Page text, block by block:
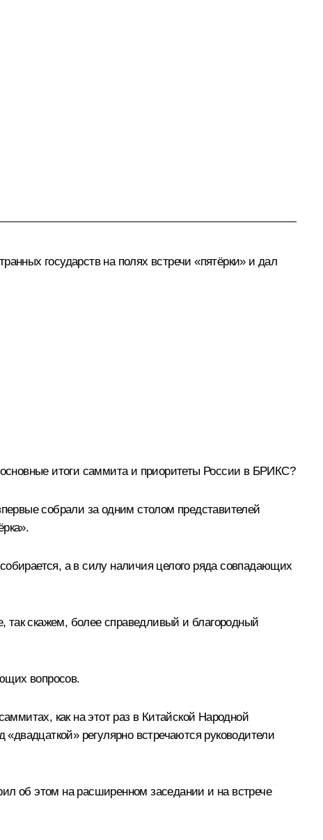
государств на полях встречи «пятёрки» и дал
итоги саммита и приоритеты России в БРИКС?
собрали за одним столом представителей
а в силу наличия целого ряда совпадающих
так скажем, более справедливый и благородный
вопросов.
как на этот раз в Китайской Народной
регулярно встречаются руководители
об этом на расширенном заседании и на встрече